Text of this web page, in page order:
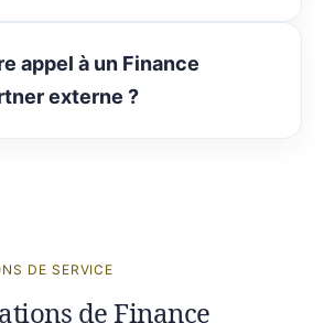
appel à un Finance
externe ?
DE SERVICE
de Finance